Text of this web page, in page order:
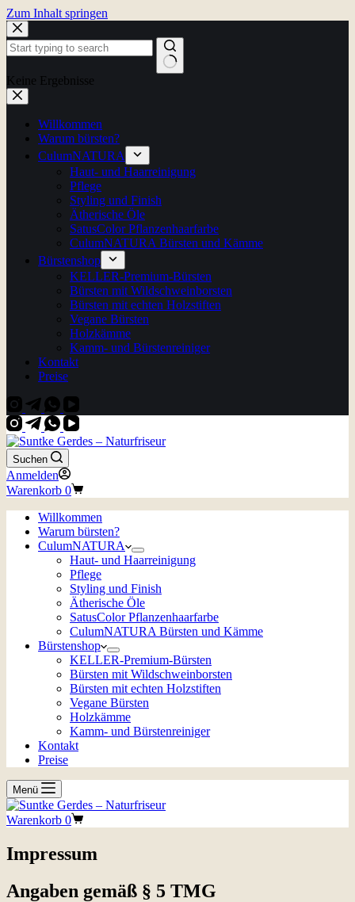
Zum Inhalt springen
Keine Ergebnisse
Willkommen
Warum bürsten?
CulumNATURA
Haut- und Haarreinigung
Pflege
Styling und Finish
Ätherische Öle
SatusColor Pflanzenhaarfarbe
CulumNATURA Bürsten und Kämme
Bürstenshop
KELLER-Premium-Bürsten
Bürsten mit Wildschweinborsten
Bürsten mit echten Holzstiften
Vegane Bürsten
Holzkämme
Kamm- und Bürstenreiniger
Kontakt
Preise
Suchen
Anmelden
Warenkorb 0
Willkommen
Warum bürsten?
CulumNATURA
Haut- und Haarreinigung
Pflege
Styling und Finish
Ätherische Öle
SatusColor Pflanzenhaarfarbe
CulumNATURA Bürsten und Kämme
Bürstenshop
KELLER-Premium-Bürsten
Bürsten mit Wildschweinborsten
Bürsten mit echten Holzstiften
Vegane Bürsten
Holzkämme
Kamm- und Bürstenreiniger
Kontakt
Preise
Menü
Warenkorb 0
Impressum
Angaben gemäß § 5 TMG